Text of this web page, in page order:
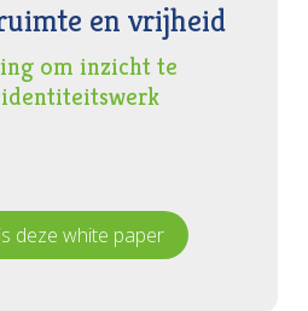
en vrijheid
om inzicht te
deze white paper